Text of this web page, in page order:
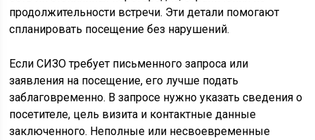
продолжительности встречи. Эти детали помогают
спланировать посещение без нарушений.
Если СИЗО требует письменного запроса или
заявления на посещение, его лучше подать
заблаговременно. В запросе нужно указать сведения о
посетителе, цель визита и контактные данные
заключенного. Неполные или несвоевременные